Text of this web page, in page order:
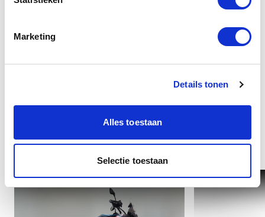
Marketing
Details tonen
Alles toestaan
Selectie toestaan
Interessant voor u